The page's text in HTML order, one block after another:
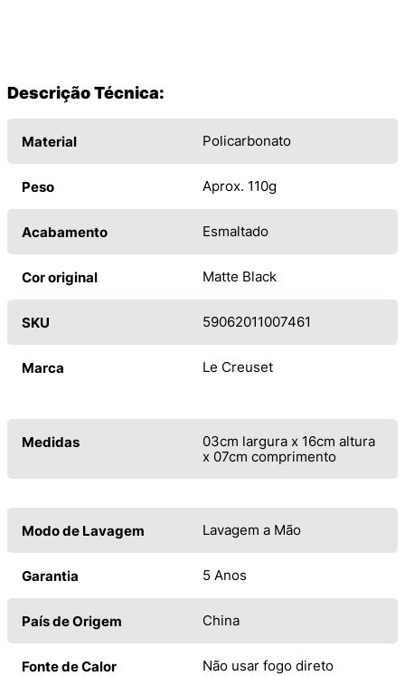
Descrição Técnica:
Material Policarbonato
Peso Aprox. 110g
Acabamento Esmaltado
Cor original Matte Black
SKU 59062011007461
Marca Le Creuset
Medidas
03cm largura x 16cm altura
x 07cm comprimento
Modo de Lavagem Lavagem a Mão
Garantia 5 Anos
País de Origem China
Fonte de Calor Não usar fogo direto